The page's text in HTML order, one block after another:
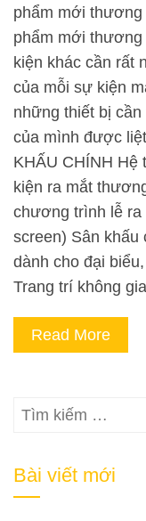
phẩm mới thương
phẩm mới
kiện khác cần rất
của mỗi sự kiện
những thiết bị
của mình được
KHẤU CHÍNH Hệ
kiện ra mắt
chương trình lễ ra
screen) Sân
dành cho đại
Trang trí không
Read More
Tìm
Bài viết mới